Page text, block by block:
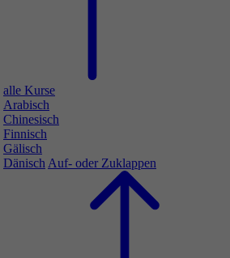
alle Kurse
Arabisch
Chinesisch
Finnisch
Gälisch
Dänisch Auf- oder Zuklappen